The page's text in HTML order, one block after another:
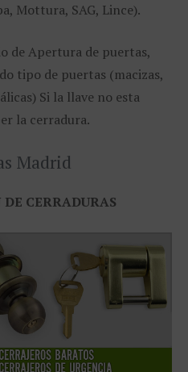
Mottura, SAG, Lince).
de Apertura de puertas,
tipo de puertas (macizas,
Si la llave no esta
la cerradura.
Madrid
CERRADURAS